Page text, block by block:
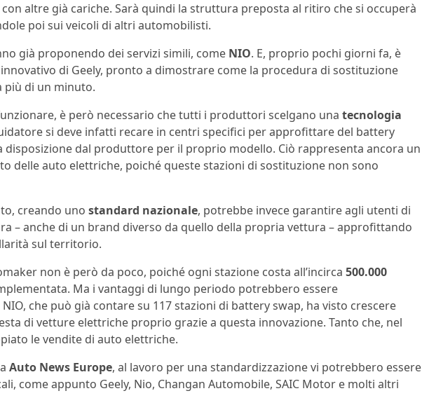
altre già cariche. Sarà quindi la struttura preposta al ritiro che si occuperà
poi sui veicoli di altri automobilisti.
già proponendo dei servizi simili, come NIO. E, proprio pochi giorni fa, è
di Geely, pronto a dimostrare come la procedura di sostituzione
più di un minuto.
è però necessario che tutti i produttori scelgano una tecnologia
si deve infatti recare in centri specifici per approfittare del battery
disposizione dal produttore per il proprio modello. Ciò rappresenta ancora un
delle auto elettriche, poiché queste stazioni di sostituzione non sono
creando uno standard nazionale, potrebbe invece garantire agli utenti di
– anche di un brand diverso da quello della propria vettura – approfittando
sul territorio.
non è però da poco, poiché ogni stazione costa all’incirca 500.000
Ma i vantaggi di lungo periodo potrebbero essere
che può già contare su 117 stazioni di battery swap, ha visto crescere
di vetture elettriche proprio grazie a questa innovazione. Tanto che, nel
le vendite di auto elettriche.
Auto News Europe, al lavoro per una standardizzazione vi potrebbero essere
come appunto Geely, Nio, Changan Automobile, SAIC Motor e molti altri